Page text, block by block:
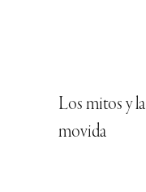
Los mitos y la
movida